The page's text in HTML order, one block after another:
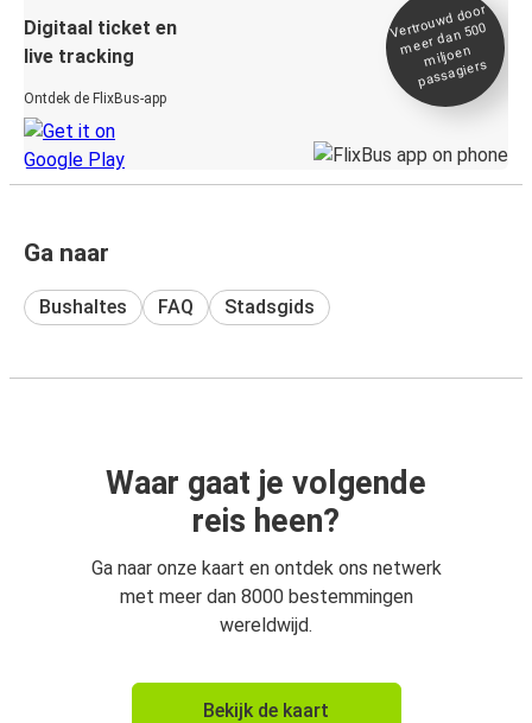
Digitaal ticket en
live tracking
Ontdek de FlixBus-app
Vertrou
wd door
meer dan 500
miljoen
passagiers
Ga naar
Bushaltes FAQ Stadsgids
Waar gaat je volgende
reis heen?
Ga naar onze kaart en ontdek ons netwerk
met meer dan 8000 bestemmingen
wereldwijd.
Bekijk de kaart